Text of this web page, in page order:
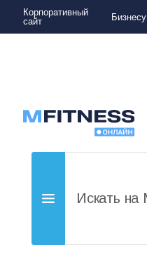
Корпоративный
сайт
Бизнесу